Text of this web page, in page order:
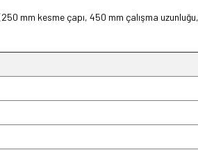
mm kesme çapı, 450 mm çalışma